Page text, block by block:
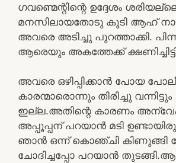
ഗവണ്മെന്റിന്റെ ഉദ്ദേശം
മനസിലായതോടു കൂടി ആഹ്
അവരെ അടിച്ചു പുറത്താക്കി.
ആരെയും അകത്തേക്ക്
അവരെ ഒഴിപ്പിക്കാൻ പോയ
കാരന്മാരൊന്നും തിരിച്ചു വന്നിട്ടും
ഇല്ല.അതിന്റെ കാരണം
അപ്പൂപ്പന് പറയാൻ മടി
ഞാൻ ഒന്ന് കൊഞ്ചി കിണുങ്ങി
ചോദിച്ചപ്പോ പറയാൻ